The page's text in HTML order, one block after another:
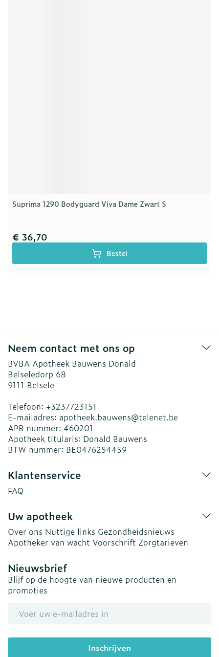
Suprima 1290 Bodyguard Viva Dame Zwart S
€ 36,70
Bestel
Neem contact met ons op
BVBA Apotheek Bauwens Donald
Belseledorp 68
9111 Belsele
Telefoon: +3237723151
E-mailadres: apotheek.bauwens@telenet.be
APB nummer: 460201
Apotheek titularis: Donald Bauwens
BTW nummer: BE0476254459
Klantenservice
FAQ
Uw apotheek
Over ons Nuttige links Gezondheidsnieuws
Apotheker van wacht Voorschrift Zorgtarieven
Nieuwsbrief
Blijf op de hoogte van nieuwe producten en
promoties
Inschrijven